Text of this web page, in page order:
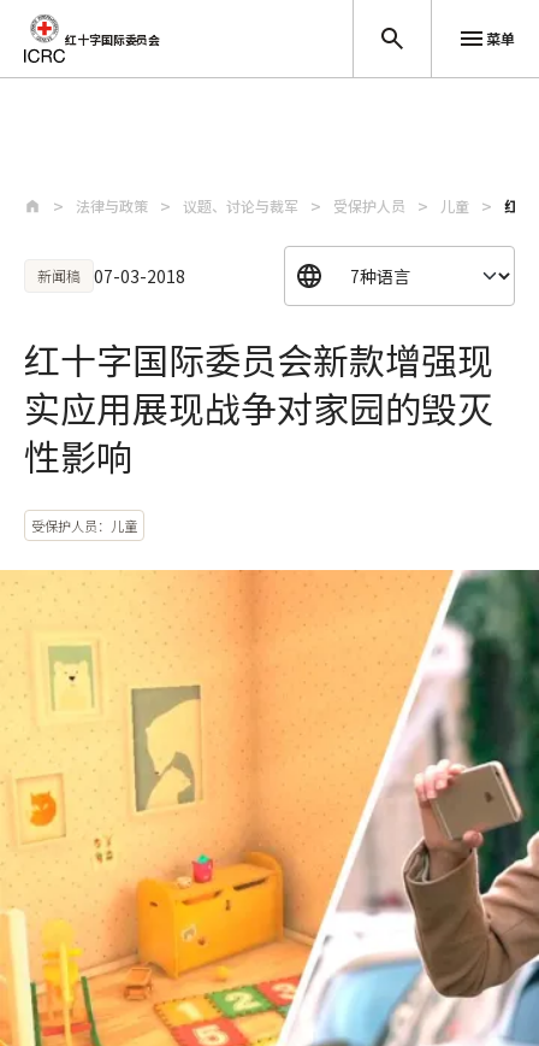
红十字国际委员会 菜单
法律与政策 议题、讨论与裁军 受保护人员 儿童 红十
新闻稿 07-03-2018
红十字国际委员会新款增强现
实应用展现战争对家园的毁灭
性影响
受保护人员：儿童